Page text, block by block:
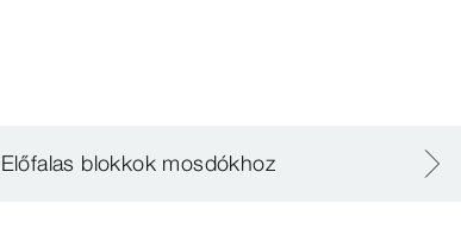
Előfalas blokkok mosdókhoz